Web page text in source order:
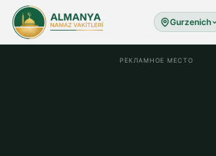
Gurzenich
РЕКЛАМНОЕ МЕСТО